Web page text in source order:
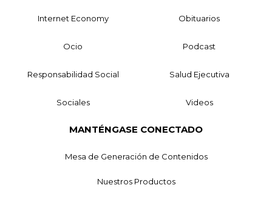
Internet Economy Obituarios
Ocio Podcast
Responsabilidad Social Salud Ejecutiva
Sociales Videos
MANTÉNGASE CONECTADO
Mesa de Generación de Contenidos
Nuestros Productos